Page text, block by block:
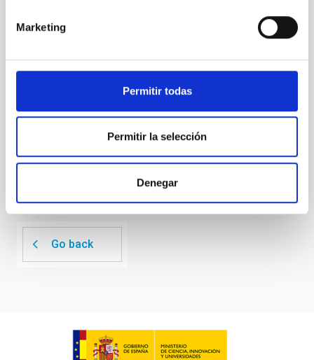
Marketing
Permitir todas
Permitir la selección
Denegar
edificio de madera del IAC en La Laguna
In-force date 10/25/2016-10/24/2019
Not in force
Go back